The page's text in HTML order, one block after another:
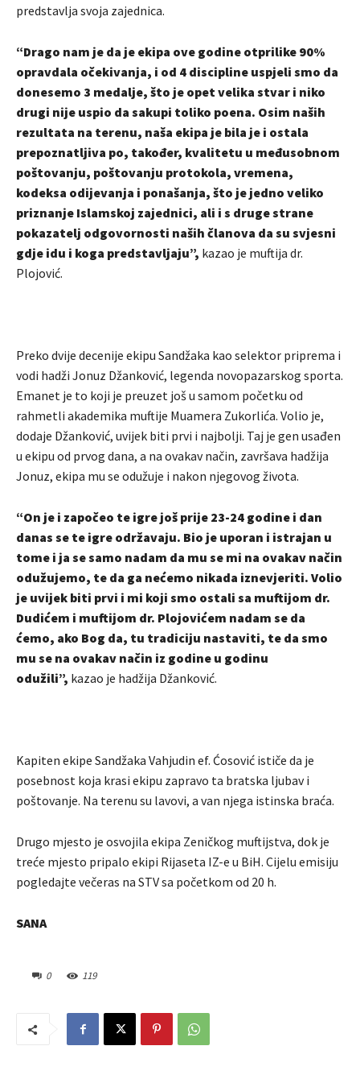
predstavlja svoja zajednica.
“Drago nam je da je ekipa ove godine otprilike 90%
opravdala očekivanja, i od 4 discipline uspjeli smo da
donesemo 3 medalje, što je opet velika stvar i niko
drugi nije uspio da sakupi toliko poena. Osim naših
rezultata na terenu, naša ekipa je bila je i ostala
prepoznatljiva po, također, kvalitetu u međusobnom
poštovanju, poštovanju protokola, vremena,
kodeksa odijevanja i ponašanja, što je jedno veliko
priznanje Islamskoj zajednici, ali i s druge strane
pokazatelj odgovornosti naših članova da su svjesni
gdje idu i koga predstavljaju”, kazao je muftija dr.
Plojović.
Preko dvije decenije ekipu Sandžaka kao selektor priprema i
vodi hadži Jonuz Džanković, legenda novopazarskog sporta.
Emanet je to koji je preuzet još u samom početku od
rahmetli akademika muftije Muamera Zukorlića. Volio je,
dodaje Džanković, uvijek biti prvi i najbolji. Taj je gen usađen
u ekipu od prvog dana, a na ovakav način, završava hadžija
Jonuz, ekipa mu se odužuje i nakon njegovog života.
“On je i započeo te igre još prije 23-24 godine i dan
danas se te igre održavaju. Bio je uporan i istrajan u
tome i ja se samo nadam da mu se mi na ovakav način
odužujemo, te da ga nećemo nikada iznevjeriti. Volio
je uvijek biti prvi i mi koji smo ostali sa muftijom dr.
Dudićem i muftijom dr. Plojovićem nadam se da
ćemo, ako Bog da, tu tradiciju nastaviti, te da smo
mu se na ovakav način iz godine u godinu
odužili”, kazao je hadžija Džanković.
Kapiten ekipe Sandžaka Vahjudin ef. Ćosović ističe da je
posebnost koja krasi ekipu zapravo ta bratska ljubav i
poštovanje. Na terenu su lavovi, a van njega istinska braća.
Drugo mjesto je osvojila ekipa Zeničkog muftijstva, dok je
treće mjesto pripalo ekipi Rijaseta IZ-e u BiH. Cijelu emisiju
pogledajte večeras na STV sa početkom od 20 h.
SANA
0 119